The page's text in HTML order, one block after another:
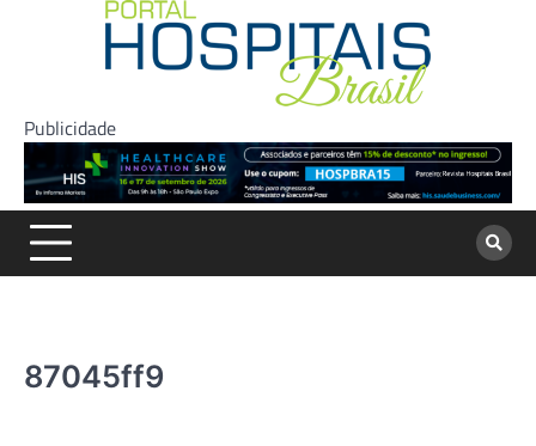
Publicidade
87045ff9